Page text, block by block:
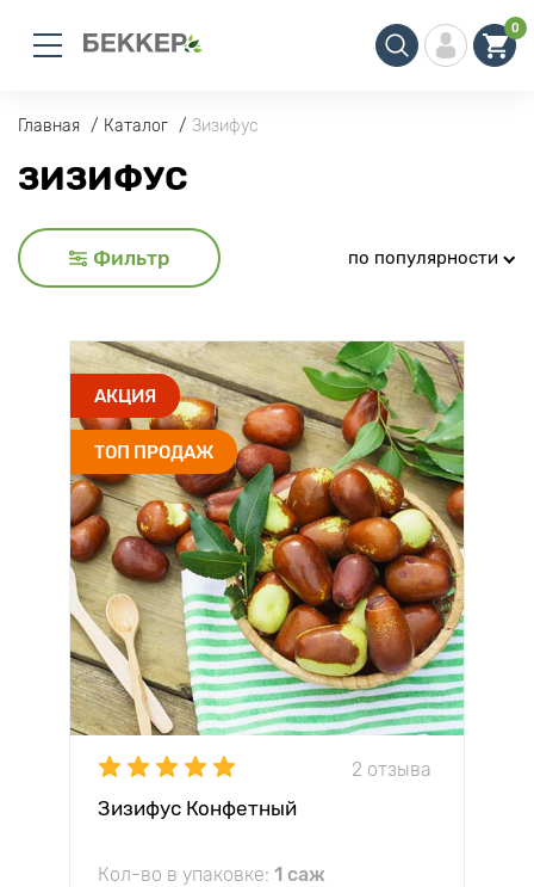
0
Главная Каталог Зизифус
ЗИЗИФУС
Фильтр по популярности
АКЦИЯ
ТОП ПРОДАЖ
2 отзыва
Зизифус Конфетный
Кол-во в упаковке: 1 саж